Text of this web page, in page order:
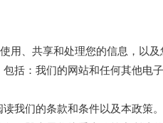
用、共享和处理您的信息，以
括：我们的网站和任何其他电子
我们的条款和条件以及本政策